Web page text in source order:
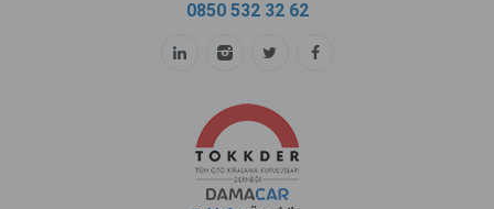
0850 532 32 62